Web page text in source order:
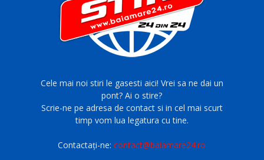
Cele mai noi stiri le gasesti aici! Vrei sa ne dai un
pont? Ai o stire?
Scrie-ne pe adresa de contact si in cel mai scurt
timp vom lua legatura cu tine.
Contactați-ne:contact@baiamare24.ro